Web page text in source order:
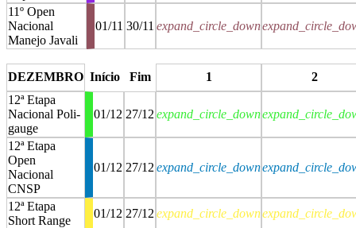
11º Open
Nacional
Manejo Javali
01/11 30/11 expand_circle_down
DEZEMBRO Início Fim 1
2
12ª Etapa
Nacional Poli-
gauge
01/12 27/12 expand_circle_down
12ª Etapa
Open
Nacional
CNSP
01/12 27/12 expand_circle_down
12ª Etapa
Short Range
01/12 27/12 expand_circle_down